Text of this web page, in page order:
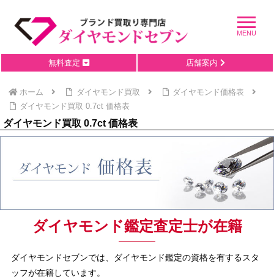
無料査定 店舗案内
ホーム ダイヤモンド買取
ダイヤモンド価格表
ダイヤモンド買取 0.7ct 価格表
ダイヤモンド買取 0.7ct 価格表
ダイヤモンド鑑定査定士が在籍
ダイヤモンドセブンでは、ダイヤモンド鑑定の資格を有するスタ
ッフが在籍しています。